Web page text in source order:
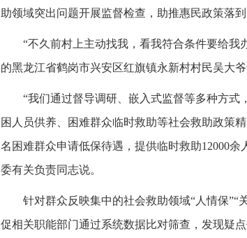
助领域突出问题开展监督检查，助推惠民政策落
“不久前村上主动找我，看我符合条件要给我
的黑龙江省鹤岗市兴安区红旗镇永新村村民吴大爷
“我们通过督导调研、嵌入式监督等多种方
困人员供养、困难群众临时救助等社会救助政策
名困难群众申请低保待遇，提供临时救助12000
委有关负责同志说。
针对群众反映集中的社会救助领域“人情保”“
促相关职能部门通过系统数据比对筛查，发现疑